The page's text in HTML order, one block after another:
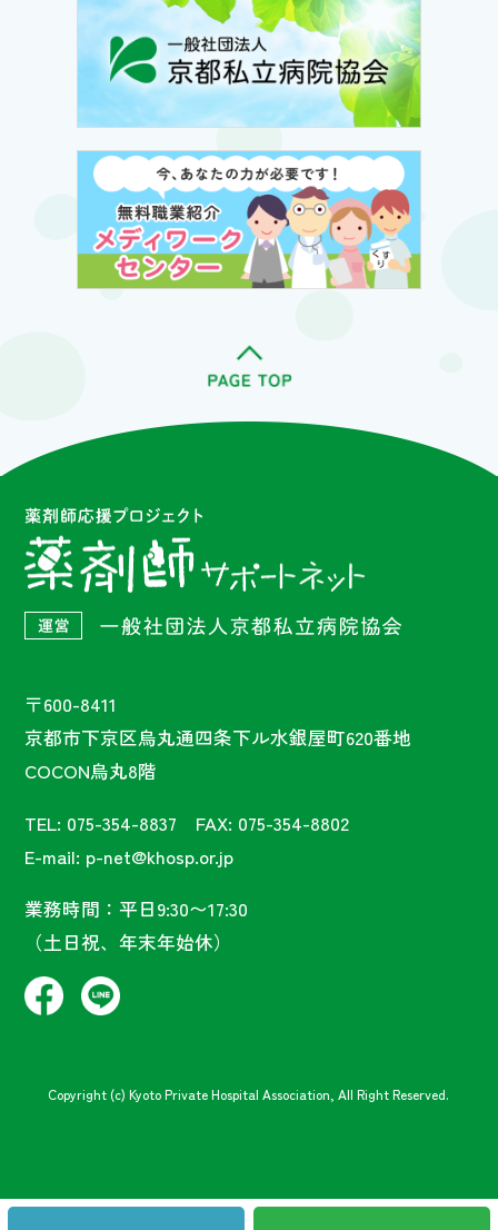
〒600-8411
京都市下京区烏丸通四条下ル水銀屋町620番地
COCON烏丸8階
TEL: 075-354-8837 FAX: 075-354-8802
E-mail: p-net@khosp.or.jp
業務時間：平日9:30〜17:30
（土日祝、年末年始休）
Copyright (c) Kyoto Private Hospital Association, All Right Reserved.